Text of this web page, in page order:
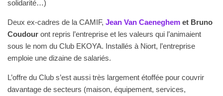
solidarité…)
Deux ex-cadres de la CAMIF, Jean Van Caeneghem et Bruno
Coudour ont repris l’entreprise et les valeurs qui l’animaient
sous le nom du Club EKOYA. Installés à Niort, l’entreprise
emploie une dizaine de salariés.
L’offre du Club s’est aussi très largement étoffée pour couvrir
davantage de secteurs (maison, équipement, services,